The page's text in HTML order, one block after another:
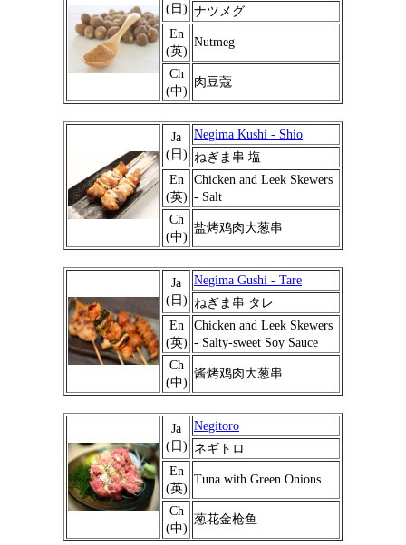
(日) ナツメグ
En
(英)
Nutmeg
Ch
(中)
肉豆蔻
Ja
(日)
Negima Kushi - Shio
ねぎま串 塩
En
(英)
Chicken and Leek Skewers
- Salt
Ch
(中)
盐烤鸡肉大葱串
Ja
(日)
Negima Gushi - Tare
ねぎま串 タレ
En
(英)
Chicken and Leek Skewers
- Salty-sweet Soy Sauce
Ch
(中)
酱烤鸡肉大葱串
Ja
(日)
Negitoro
ネギトロ
En
(英)
Tuna with Green Onions
Ch
(中)
葱花金枪鱼